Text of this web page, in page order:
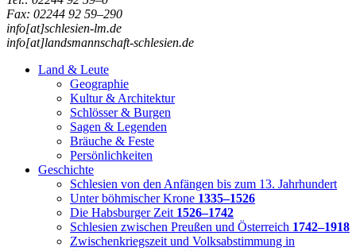
Fax: 02244 92 59–290
info[at]schlesien-lm.de
info[at]landsmannschaft-schlesien.de
Land & Leute
Geographie
Kultur & Architektur
Schlösser & Burgen
Sagen & Legenden
Bräuche & Feste
Persönlichkeiten
Geschichte
Schlesien von den Anfängen bis zum 13. Jahrhundert
Unter böhmischer Krone 1335–1526
Die Habsburger Zeit 1526–1742
Schlesien zwischen Preußen und Österreich 1742–1918
Zwischenkriegszeit und Volksabstimmung in